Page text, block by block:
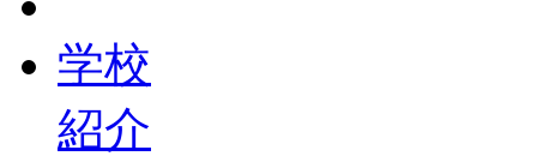
学校
紹介